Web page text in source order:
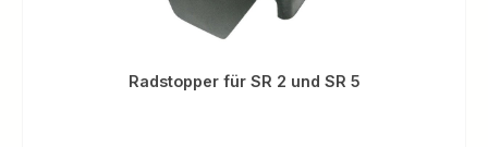
Radstopper für SR 2 und SR 5